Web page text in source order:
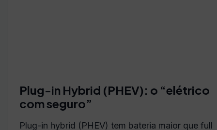
Plug-in Hybrid (PHEV): o “elétrico
com seguro”
Plug-in hybrid (PHEV) tem bateria maior que full